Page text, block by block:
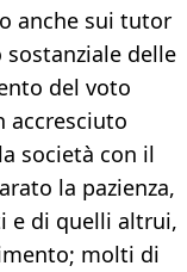
anche sui tutor
delle
del voto
accresciuto
società con il
la pazienza,
e di quelli altrui,
molti di